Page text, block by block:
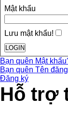
Mật khẩu
Lưu mật khẩu!
Bạn quên Mật
Bạn quên Tên
Đăng ký
Hỗ trợ